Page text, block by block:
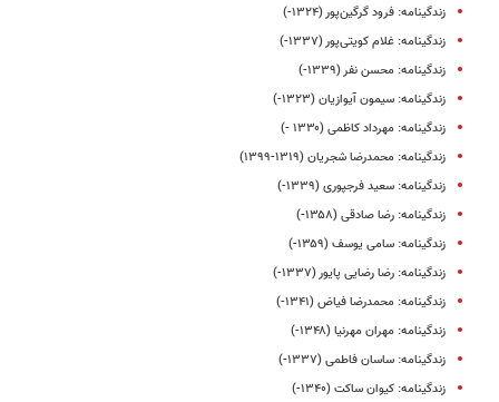
زندگینامه: فرود گرگین‌پور (۱۳۲۴-)
زندگینامه: غلام کویتی‌پور (۱۳۳۷-)
زندگینامه: محسن نفر (۱۳۳۹-)
زندگینامه: سیمون آیوازیان (۱۳۲۳-)
زندگینامه: مهرداد کاظمی (۱۳۳۰ -)
زندگینامه: محمدرضا شجریان (۱۳۱۹-۱۳۹۹)
زندگینامه: سعید فرجپوری (۱۳۳۹-)
زندگینامه: رضا صادقی (۱۳۵۸-)
زندگینامه: سامی یوسف (۱۳۵۹-)
زندگینامه‌: رضا رضایی ‌پایور (۱۳۳۷-)
زندگینامه: محمدرضا فیاض (۱۳۴۱-)
زندگینامه‌: مهران مهرنیا (۱۳۴۸-)
زندگینامه: ساسان فاطمی (۱۳۳۷-)
زندگینامه: کیوان ساکت (۱۳۴۰-)